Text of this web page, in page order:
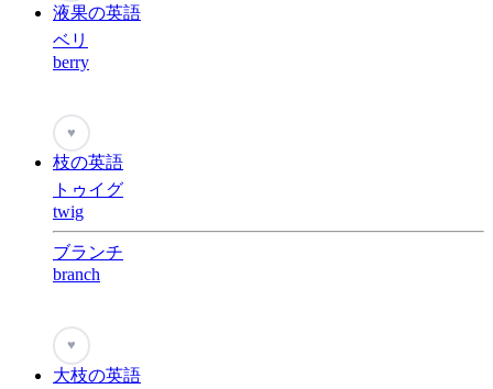
液果の英語
ベリ
berry
♥
枝の英語
トゥイグ
twig
ブランチ
branch
♥
大枝の英語